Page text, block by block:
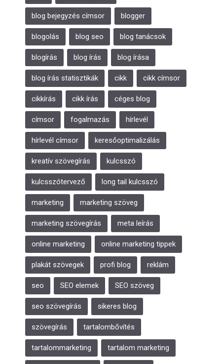
blog bejegyzés címsor blogger
blogolás blog seo blog tanácsok
blogírás blog írás blog írása
blog írás statisztikák cikk cikk címsor
cikkírás cikk írás céges blog
címsor fogalmazás hírlevél
hírlevél címsor keresőoptimalizálás
kreatív szövegírás kulcsszó
kulcsszótervező long tail kulcsszó
marketing marketing szöveg
marketing szövegírás meta leírás
online marketing online marketing tippek
plakát szövegek profi blog reklám
seo SEO elemek SEO szöveg
seo szövegírás sikeres blog
szövegírás tartalombővítés
tartalommarketing tartalom marketing